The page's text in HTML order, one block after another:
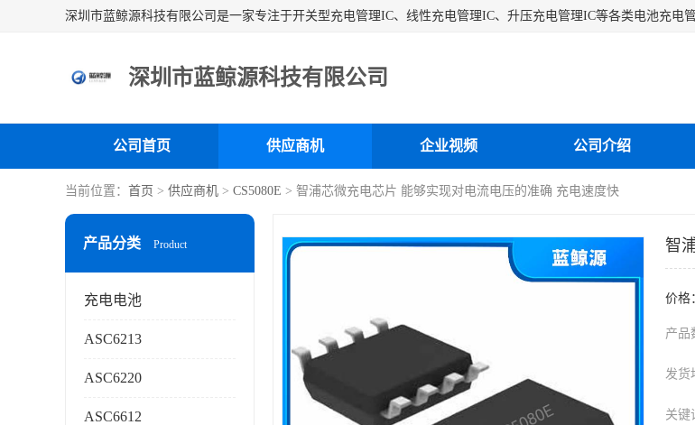
深圳市蓝鲸源科技有限公司
公司首页 供应商机 企业视频 公司介绍
当前位置： 首页 > 供应商机 > CS5080E > 智浦芯微充电芯片 能够实现对电流电压的准确 充电速度快
产品分类 Product
充电电池
ASC6213
ASC6220
ASC6612
智
价格
产品
发货
关键